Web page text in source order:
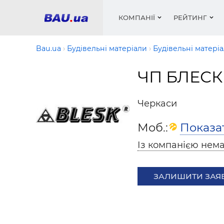
КОМПАНІЇ
Вікна
Фарби,
РЕЙТИНГ
Медіа
Труби,
Bau.ua Будівельні матеріали Будівельні
ЧП БЛЕСК
Черкаси
Моб.:
Із компанією
ЗАЛИШИТИ